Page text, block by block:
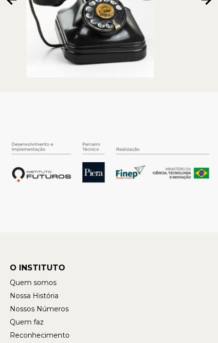
O INSTITUTO
Quem somos
Nossa História
Nossos Números
Quem faz
Reconhecimento